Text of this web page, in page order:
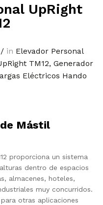
UpRight
/in Elevador Personal
TM12, Generador
Eléctricos Hando
Mástil
proporciona un sistema
dentro de espacios
almacenes, hoteles,
muy concurridos.
otras aplicaciones